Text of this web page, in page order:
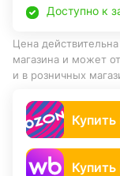
Доступно к
Цена
магазина и может
и в розничных
Купить
Купить